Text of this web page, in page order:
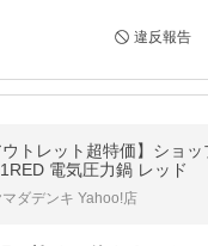
違反報告
ウトレット超特価】ショ
電気圧力鍋 レッド
マダデンキ Yahoo!店